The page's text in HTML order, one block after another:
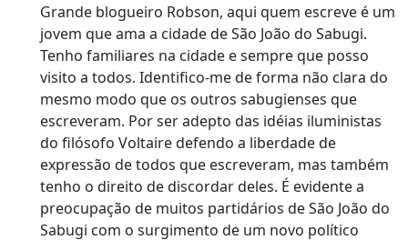
Grande blogueiro Robson, aqui quem escreve é um
jovem que ama a cidade de São João do Sabugi.
Tenho familiares na cidade e sempre que posso
visito a todos. Identifico-me de forma não clara do
mesmo modo que os outros sabugienses que
escreveram. Por ser adepto das idéias iluministas
do filósofo Voltaire defendo a liberdade de
expressão de todos que escreveram, mas também
tenho o direito de discordar deles. É evidente a
preocupação de muitos partidários de São João do
Sabugi com o surgimento de um novo político